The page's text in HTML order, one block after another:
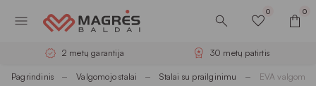
0 0
2 metų garantija 30 metų patirtis
Pagrindinis Valgomojo stalai Stalai su prailginimu EVA